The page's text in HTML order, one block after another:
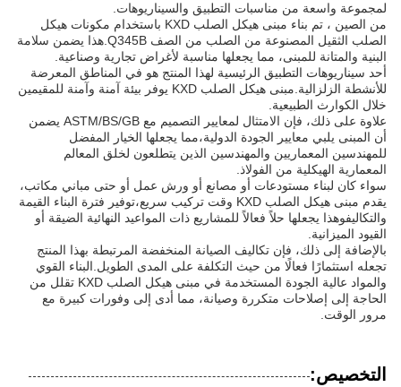
لمجموعة واسعة من مناسبات التطبيق والسيناريوهات.
من الصين ، تم بناء مبنى هيكل الصلب KXD باستخدام مكونات هيكل
الصلب الثقيل المصنوعة من الصلب من الصف Q345B.هذا يضمن سلامة
البنية والمتانة للمبنى، مما يجعلها مناسبة لأغراض تجارية وصناعية.
أحد سيناريوهات التطبيق الرئيسية لهذا المنتج هو في المناطق المعرضة
للأنشطة الزلزالية.مبنى هيكل الصلب KXD يوفر بيئة آمنة وآمنة للمقيمين
خلال الكوارث الطبيعية.
علاوة على ذلك، فإن الامتثال لمعايير التصميم مع ASTM/BS/GB يضمن
أن المبنى يلبي معايير الجودة الدولية،مما يجعلها الخيار المفضل
للمهندسين المعماريين والمهندسين الذين يتطلعون لخلق المعالم
المعمارية الهيكلية من الفولاذ.
سواء كان لبناء مستودعات أو مصانع أو ورش عمل أو حتى مباني مكاتب،
يقدم مبنى هيكل الصلب KXD وقت تركيب سريع،توفير فترة البناء القيمة
والتكاليفوهذا يجعلها حلاً فعالاً للمشاريع ذات المواعيد النهائية الضيقة أو
القيود الميزانية.
بالإضافة إلى ذلك، فإن تكاليف الصيانة المنخفضة المرتبطة بهذا المنتج
تجعله استثمارًا فعالًا من حيث التكلفة على المدى الطويل.البناء القوي
والمواد عالية الجودة المستخدمة في مبنى هيكل الصلب KXD تقلل من
الحاجة إلى إصلاحات متكررة وصيانة، مما أدى إلى وفورات كبيرة مع
مرور الوقت.
التخصيص: